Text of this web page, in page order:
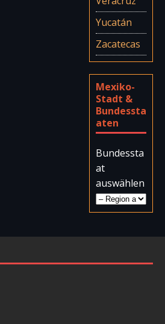
Yucatán
Zacatecas
Mexiko-
Stadt &
Bundessta
aten
Bundessta
at
auswählen